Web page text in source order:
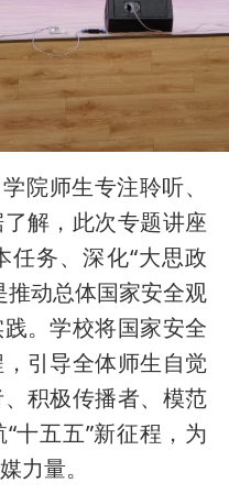
院师生专注聆听、
解，此次专题讲座
任务、深化“大思政
推动总体国家安全观
。学校将国家安全
引导全体师生自觉
积极传播者、模范
十五五”新征程，为
力量。